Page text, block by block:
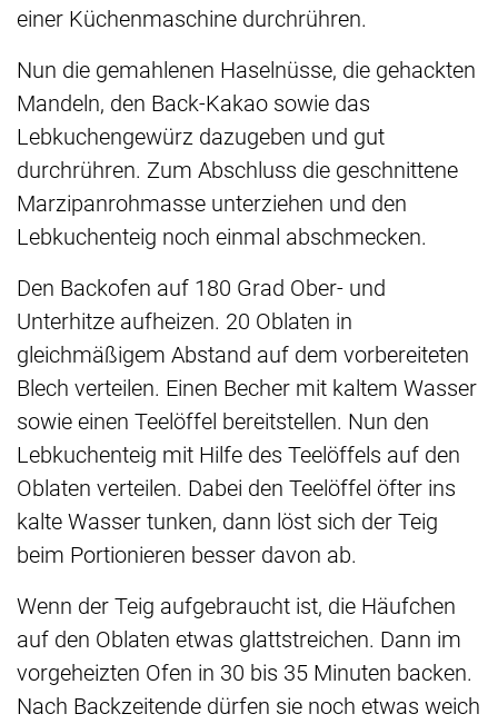
einer Küchenmaschine durchrühren.
Nun die gemahlenen Haselnüsse, die gehackten
Mandeln, den Back-Kakao sowie das
Lebkuchengewürz dazugeben und gut
durchrühren. Zum Abschluss die geschnittene
Marzipanrohmasse unterziehen und den
Lebkuchenteig noch einmal abschmecken.
Den Backofen auf 180 Grad Ober- und
Unterhitze aufheizen. 20 Oblaten in
gleichmäßigem Abstand auf dem vorbereiteten
Blech verteilen. Einen Becher mit kaltem Wasser
sowie einen Teelöffel bereitstellen. Nun den
Lebkuchenteig mit Hilfe des Teelöffels auf den
Oblaten verteilen. Dabei den Teelöffel öfter ins
kalte Wasser tunken, dann löst sich der Teig
beim Portionieren besser davon ab.
Wenn der Teig aufgebraucht ist, die Häufchen
auf den Oblaten etwas glattstreichen. Dann im
vorgeheizten Ofen in 30 bis 35 Minuten backen.
Nach Backzeitende dürfen sie noch etwas weich